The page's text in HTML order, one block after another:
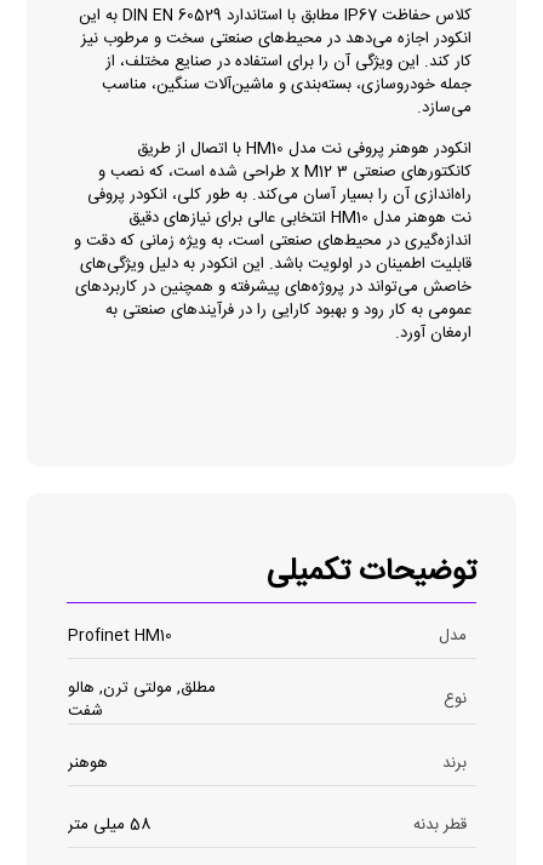
کلاس حفاظت IP67 مطابق با استاندارد DIN EN 60529 به این
انکودر اجازه می‌دهد در محیط‌های صنعتی سخت و مرطوب نیز
کار کند. این ویژگی آن را برای استفاده در صنایع مختلف، از
جمله خودروسازی، بسته‌بندی و ماشین‌آلات سنگین، مناسب
می‌سازد.
انکودر هوهنر پروفی نت مدل HM10 با اتصال از طریق
کانکتورهای صنعتی 3 x M12 طراحی شده است، که نصب و
راه‌اندازی آن را بسیار آسان می‌کند. به طور کلی، انکودر پروفی
نت هوهنر مدل HM10 انتخابی عالی برای نیازهای دقیق
اندازه‌گیری در محیط‌های صنعتی است، به ویژه زمانی که دقت و
قابلیت اطمینان در اولویت باشد. این انکودر به دلیل ویژگی‌های
خاصش می‌تواند در پروژه‌های پیشرفته و همچنین در کاربردهای
عمومی به کار رود و بهبود کارایی را در فرآیندهای صنعتی به
ارمغان آورد.
توضیحات تکمیلی
مدل Profinet HM10
نوع
مطلق, مولتی ترن, هالو
شفت
برند
هوهنر
قطر بدنه 58 میلی متر